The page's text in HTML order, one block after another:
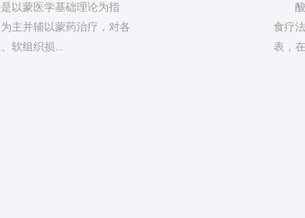
以蒙医学基础理论为指
主并辅以蒙药治疗，对各
软组织损...
食疗
表，